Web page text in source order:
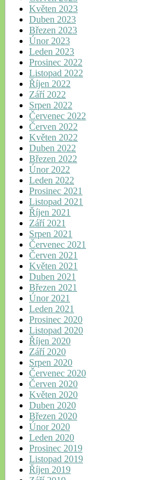
Květen 2023
Duben 2023
Březen 2023
Únor 2023
Leden 2023
Prosinec 2022
Listopad 2022
Říjen 2022
Září 2022
Srpen 2022
Červenec 2022
Červen 2022
Květen 2022
Duben 2022
Březen 2022
Únor 2022
Leden 2022
Prosinec 2021
Listopad 2021
Říjen 2021
Září 2021
Srpen 2021
Červenec 2021
Červen 2021
Květen 2021
Duben 2021
Březen 2021
Únor 2021
Leden 2021
Prosinec 2020
Listopad 2020
Říjen 2020
Září 2020
Srpen 2020
Červenec 2020
Červen 2020
Květen 2020
Duben 2020
Březen 2020
Únor 2020
Leden 2020
Prosinec 2019
Listopad 2019
Říjen 2019